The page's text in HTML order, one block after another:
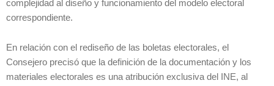
complejidad al diseño y funcionamiento del modelo electoral
correspondiente.
En relación con el rediseño de las boletas electorales, el
Consejero precisó que la definición de la documentación y los
materiales electorales es una atribución exclusiva del INE, al